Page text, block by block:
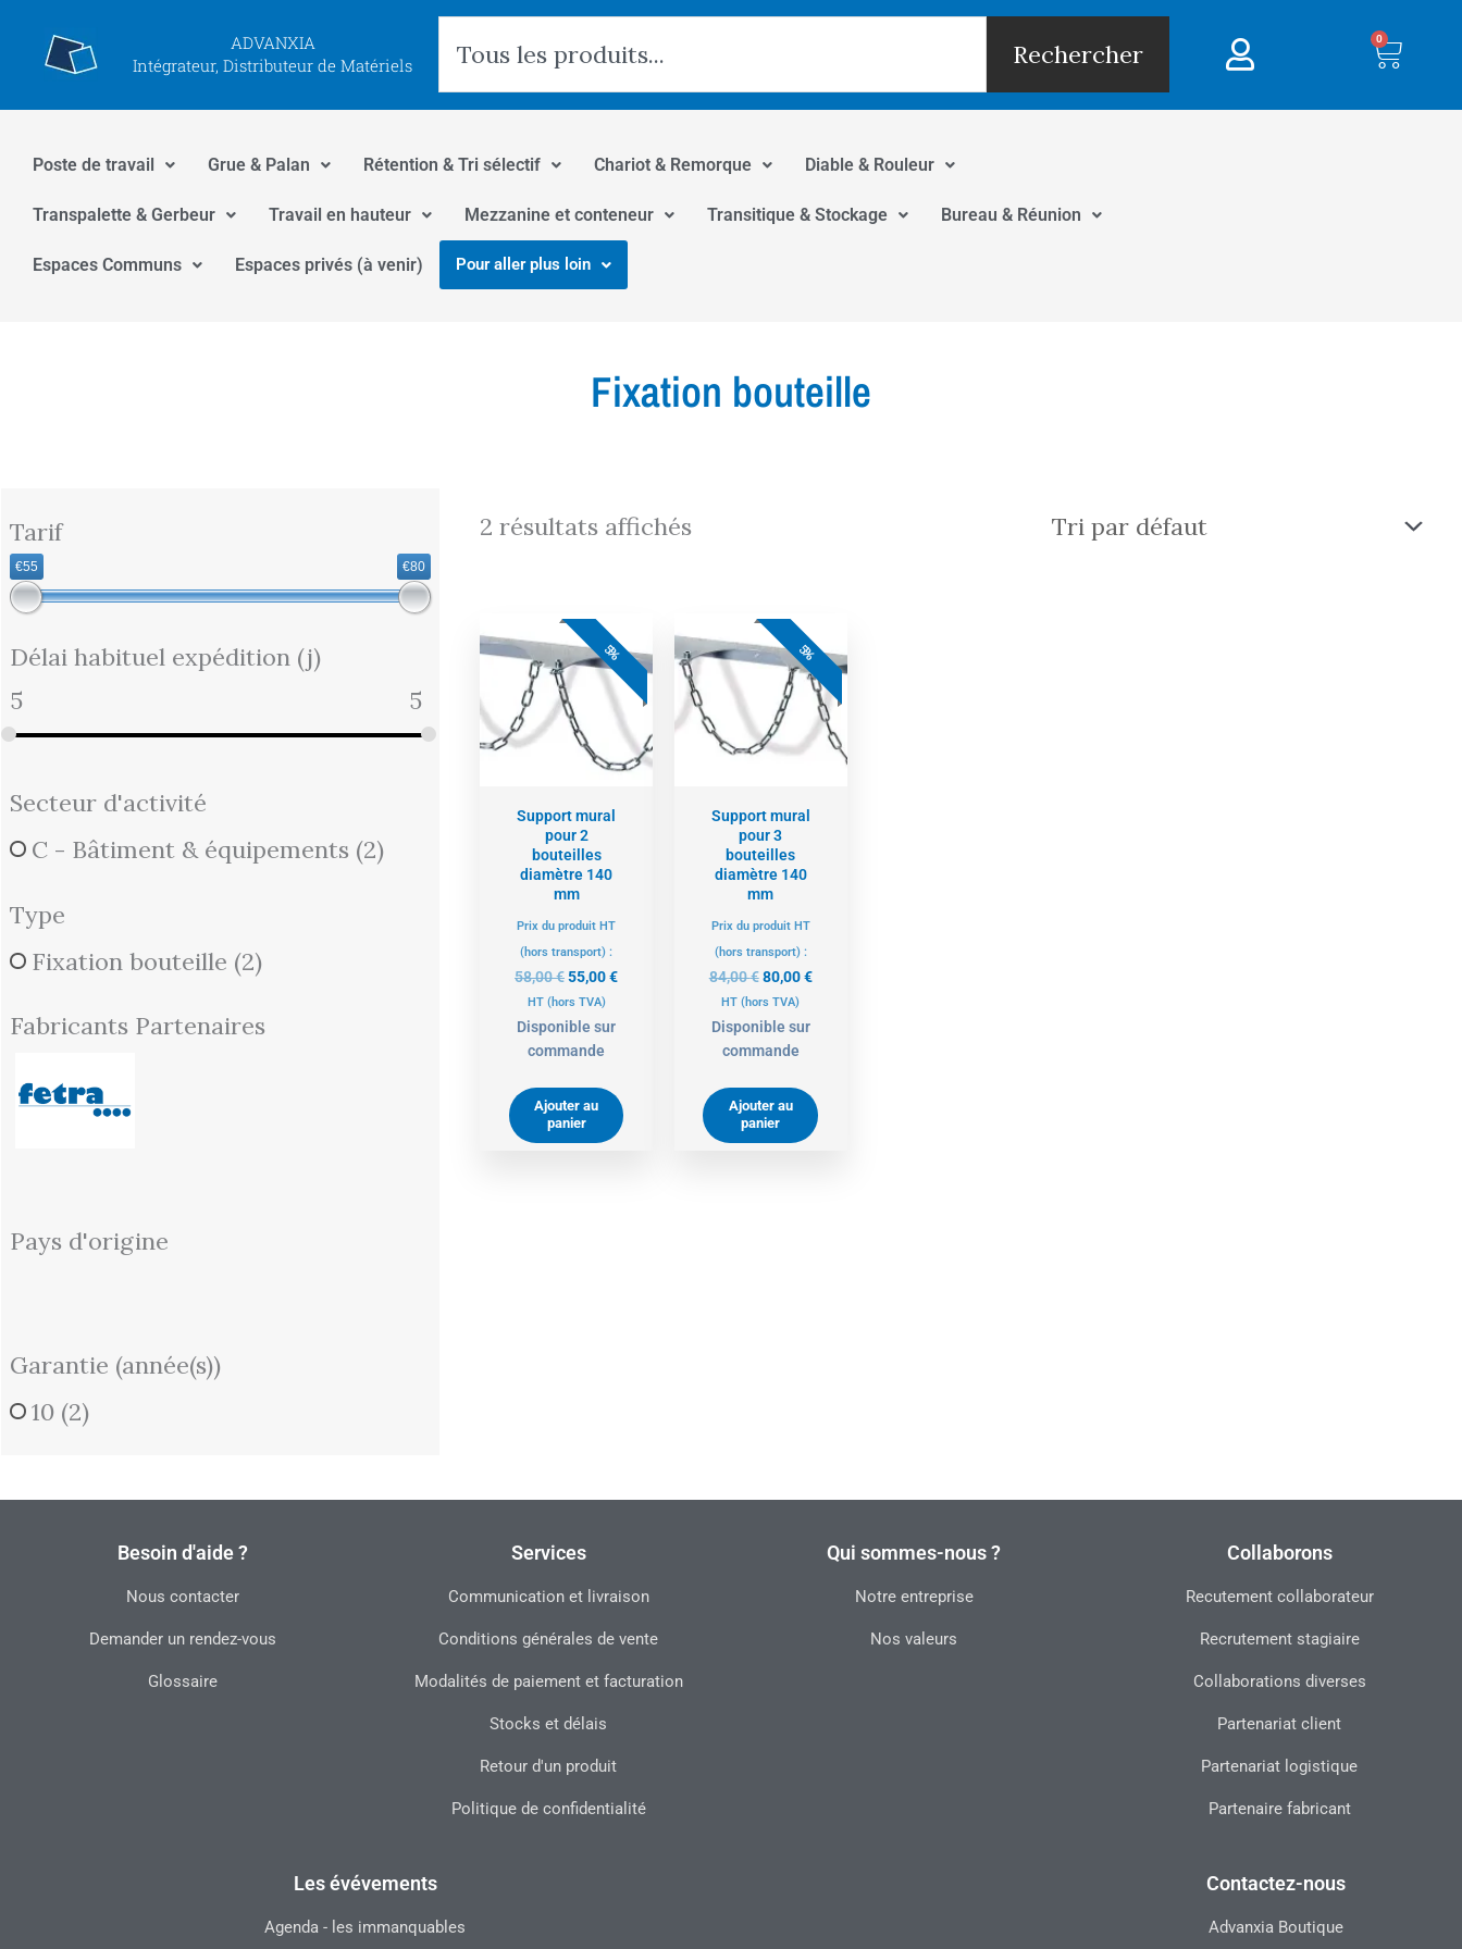
contenu
ADVANXIA
Intégrateur, Distributeur de Matériels
Rechercher
0
Poste de travail Grue & Palan Rétention & Tri sélectif Chariot & Remorque Diable & Rouleur
Transpalette & Gerbeur Travail en hauteur Mezzanine et conteneur Transitique & Stockage Bureau & Réunion
Espaces Communs Espaces privés (à venir) Pour aller plus loin
Fixation bouteille
Tarif
€55 €80
Délai habituel expédition (j)
5
5
Secteur d'activité
C - Bâtiment & équipements (2)
Type
Fixation bouteille (2)
Fabricants Partenaires
Pays d'origine
Garantie (année(s))
10 (2)
2 résultats affichés
5%
Support mural
pour 2
bouteilles
diamètre 140
mm
Prix du produit HT
(hors transport) :
58,00€
Le
prix
initial
était :
58,00 €.
55,00€
prix
actuel
est :
55,00 €.
HT (hors TVA)
Disponible sur
commande
Ajouter au
panier
5%
Support mural
pour 3
bouteilles
diamètre 140
mm
Prix du produit HT
(hors transport) :
84,00€
Le
prix
initial
était :
84,00 €.
80,00€
prix
actuel
est :
80,00 €.
HT (hors TVA)
Disponible sur
commande
Ajouter au
panier
Besoin d'aide ?
Nous contacter
Demander un rendez-vous
Glossaire
Services
Communication et livraison
Conditions générales de vente
Modalités de paiement et facturation
Stocks et délais
Retour d'un produit
Politique de confidentialité
Qui sommes-nous ?
Notre entreprise
Nos valeurs
Collaborons
Recutement collaborateur
Recrutement stagiaire
Collaborations diverses
Partenariat client
Partenariat logistique
Partenaire fabricant
Les évévements
Agenda - les immanquables
Contactez-nous
Advanxia Boutique